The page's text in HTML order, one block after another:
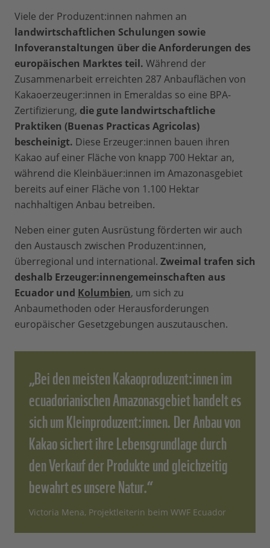
Viele der Produzent:innen nahmen an
landwirtschaftlichen Schulungen sowie
Infoveranstaltungen über die Anforderungen des
europäischen Marktes teil. Während der
Zusammenarbeit erreichten 287 Anbauflächen von
Kakaoerzeuger:innen in Emeraldas so eine BPA-
Zertifizierung, die gute landwirtschaftliche
Praktiken (Buenas Practicas Agricolas)
bescheinigt. Diese Erzeuger:innen bauen ihren
Kakao auf einer Fläche von knapp 700 Hektar an,
während die Kleinbäuer:innen im Amazonasgebiet
bereits auf einer Fläche von 1.100 Hektar
nachhaltigen Anbau betreiben.
Neben einer guten Ausrüstung förderten wir auch
den Austausch zwischen Produzent:innen,
überregional und international. Zweimal trafen sich
deshalb Erzeuger:innengemeinschaften aus
Ecuador und Kolumbien, um sich zu
Anbaumethoden oder Herausforderungen
europäischer Gesetzgebungen auszutauschen.
„Bei den meisten Kakaoproduzent:innen im
ecuadorianischen Amazonasgebiet handelt es
sich um Kleinproduzent:innen. Der Anbau von
Kakao sichert ihre Lebensgrundlage durch
den Verkauf der Produkte und gleichzeitig
bewahrt es unsere Natur.“
Victoria Mena, Projektleiterin beim WWF Ecuador